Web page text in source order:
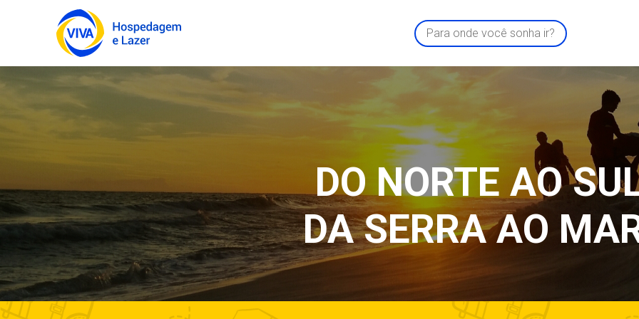
Para onde você sonha ir?
DO NORTE AO
DA SERRA AO